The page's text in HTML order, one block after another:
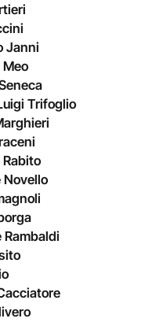
Janni
Trifoglio
Novello
Rambaldi